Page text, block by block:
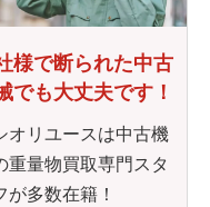
様で断られた中古
でも大丈夫です！
オリユースは中古機
重量物買取専門スタ
が多数在籍！